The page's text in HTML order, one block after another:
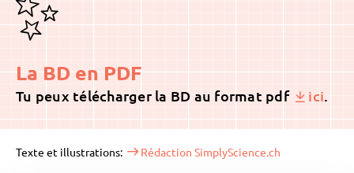
La BD en PDF
Tu peux télécharger la BD au format pdf ici
Texte et illustrations: Rédaction SimplyScience.ch